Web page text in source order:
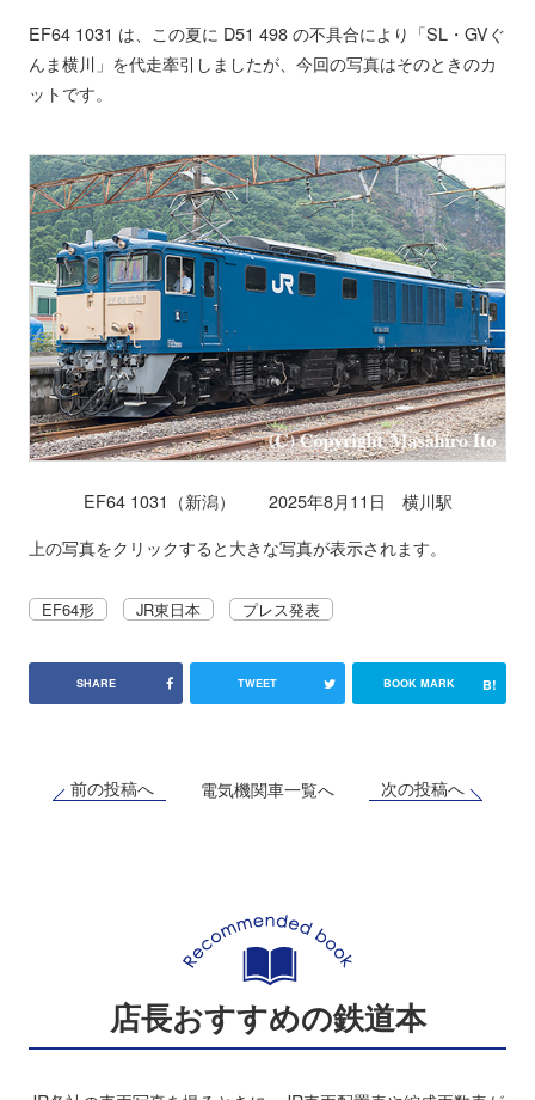
EF64 1031 は、この夏に D51 498 の不具合により「SL・GVぐ
んま横川」を代走牽引しましたが、今回の写真はそのときのカ
ットです。
EF64 1031（新潟） 2025年8月11日 横川駅
上の写真をクリックすると大きな写真が表示されます。
EF64形 JR東日本 プレス発表
SHARE TWEET BOOK MARK B!
前の投稿へ 電気機関車一覧へ 次の投稿へ
店長おすすめの鉄道本